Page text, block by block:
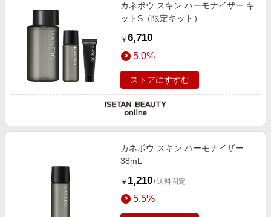
キッズ・ベビー用品
家電・PC・スマホ・カメラ
スポーツ・アウトドア・ゴルフ
旅行・レジャー・ホテル予約
金融・マネー・保険
デジタルコンテンツ
電子書籍特集
楽天ペイ導入ストア
楽天サービス特集
旅行特集
わくわく夏特集
Samsung ボーナスキャンペーン
週末の高還元 夏の長期版
カネボウ スキン ハーモナイザー キ
ットS（限定キット）
￥ 6,710
5.0%
ストアにすすむ
カネボウ スキン ハーモナイザー
38mL
￥ 1,210+送料固定
5.5%